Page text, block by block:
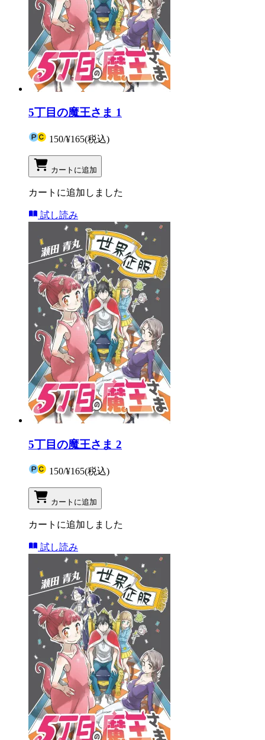
5丁目の魔王さま 1
150/¥165(税込)
カートに追加
カートに追加しました
試し読み
5丁目の魔王さま 2
150/¥165(税込)
カートに追加
カートに追加しました
試し読み